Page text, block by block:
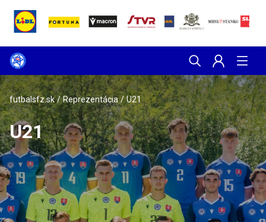
futbalsfz.sk / Reprezentácia / U21
U21